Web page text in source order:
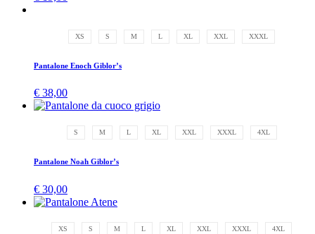
XS S M L XL XXL XXXL
Pantalone Enoch Giblor’s
€ 38,00
S M L XL XXL XXXL 4XL
Pantalone Noah Giblor’s
€ 30,00
XS S M L XL XXL XXXL 4XL